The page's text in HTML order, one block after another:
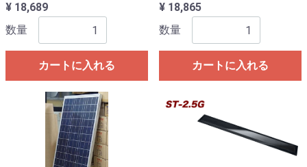
¥ 18,689
数量
カートに入れる
¥ 18,865
数量
カートに入れる